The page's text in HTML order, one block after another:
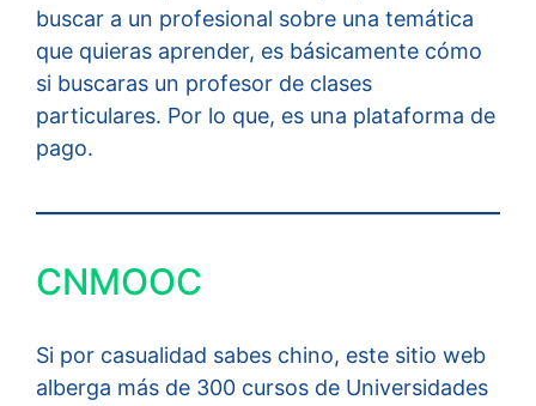
buscar a un profesional sobre una temática
que quieras aprender, es básicamente cómo
si buscaras un profesor de clases
particulares. Por lo que, es una plataforma de
pago.
CNMOOC
Si por casualidad sabes chino, este sitio web
alberga más de 300 cursos de Universidades